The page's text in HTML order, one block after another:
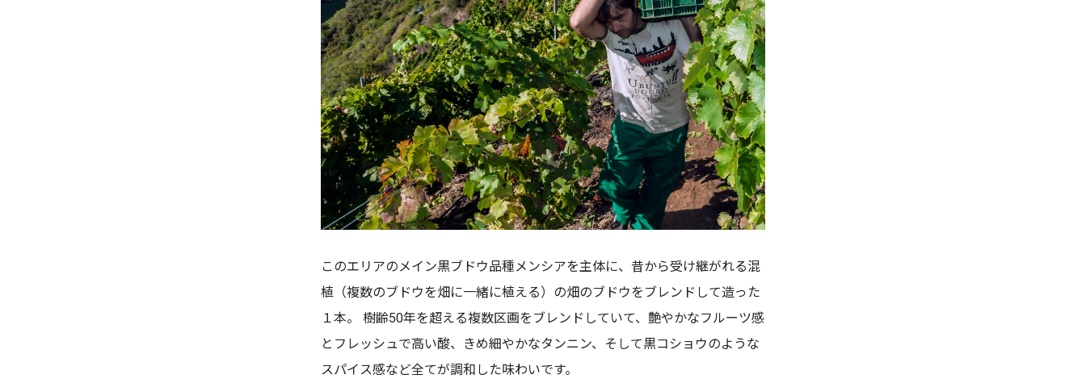
このエリアのメイン黒ブドウ品種メンシアを主体に、昔から受け継がれる混
植（複数のブドウを畑に一緒に植える）の畑のブドウをブレンドして造った
１本。 樹齢50年を超える複数区画をブレンドしていて、艶やかなフルーツ感
とフレッシュで高い酸、きめ細やかなタンニン、そして黒コショウのような
スパイス感など全てが調和した味わいです。